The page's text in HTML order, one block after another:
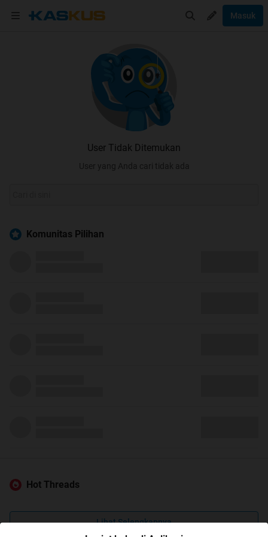
Masuk
User Tidak Ditemukan
User yang Anda cari tidak ada
Komunitas Pilihan
Hot Threads
Lihat Selengkapnya